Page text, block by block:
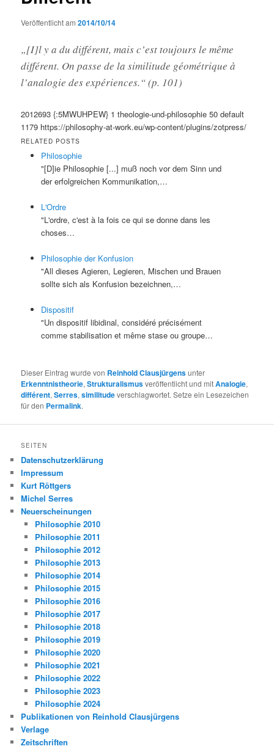
Veröffentlicht am2014/10/14
„[I]l y a du différent, mais c’est toujours le même
différent. On passe de la similitude géométrique à
l’analogie des expériences.“ (p. 101)
2012693 {:5MWUHPEW} 1 theologie-und-philosophie 50 default
1179 https://philosophy-at-work.eu/wp-content/plugins/zotpress/
RELATED POSTS
Philosophie
"[D]ie Philosophie [...] muß noch vor dem Sinn und
der erfolgreichen Kommunikation,…
L'Ordre
"L'ordre, c'est à la fois ce qui se donne dans les
choses…
Philosophie der Konfusion
"All dieses Agieren, Legieren, Mischen und Brauen
sollte sich als Konfusion bezeichnen,…
Dispositif
"Un dispositif libidinal, considéré précisément
comme stabilisation et même stase ou groupe…
Dieser Eintrag wurde von Reinhold Clausjürgensunter
Erkenntnistheorie,Strukturalismusveröffentlicht und mitAnalogie,
différent,Serres,similitudeverschlagwortet. Setze ein Lesezeichen
für den Permalink.
SEITEN
Datenschutzerklärung
Impressum
Kurt Röttgers
Michel Serres
Neuerscheinungen
Philosophie 2010
Philosophie 2011
Philosophie 2012
Philosophie 2013
Philosophie 2014
Philosophie 2015
Philosophie 2016
Philosophie 2017
Philosophie 2018
Philosophie 2019
Philosophie 2020
Philosophie 2021
Philosophie 2022
Philosophie 2023
Philosophie 2024
Publikationen von Reinhold Clausjürgens
Verlage
Zeitschriften